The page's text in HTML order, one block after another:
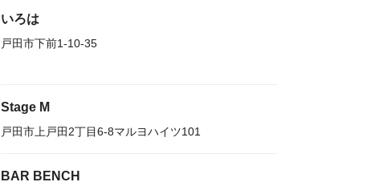
いろは
戸田市下前1-10-35
Stage M
戸田市上戸田2丁目6-8マルヨハイツ101
BAR BENCH